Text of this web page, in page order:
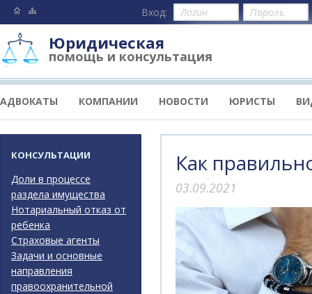
Вход:
Юридическая
помощь и консультация
АДВОКАТЫ КОМПАНИИ НОВОСТИ ЮРИСТЫ
Как
03.09.2021
КОНСУЛЬТАЦИИ
Доли в процессе
раздела имущества
Нотариальный отказ от
ребенка
Страховые агенты
Задачи и основные
направления
правоохранительной